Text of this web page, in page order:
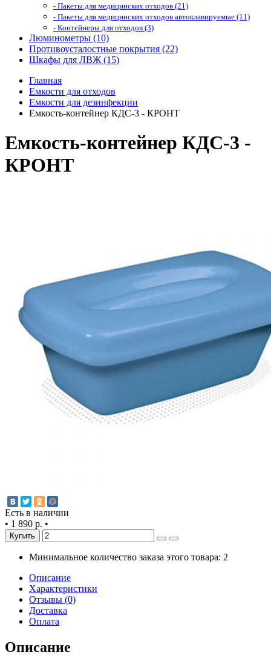
- Пакеты для медицинских отходов (21)
- Пакеты для медицинских отходов автоклавируемые (11)
- Контейнеры для отходов (3)
Люминометры (10)
Противоусталостные покрытия (22)
Шкафы для ЛВЖ (15)
Главная
Емкости для отходов
Емкости для дезинфекции
Емкость-контейнер КДС-3 - КРОНТ
Емкость-контейнер КДС-3 -
КРОНТ
Есть в наличии
• 1 890 р. •
Купить
Минимальное количество заказа этого товара: 2
Описание
Характеристики
Отзывы (0)
Доставка
Оплата
Описание